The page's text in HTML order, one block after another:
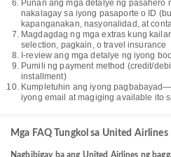
Punan ang mga detalye ng pasahero
nakalagay sa iyong pasaporte o ID
kapanganakan, nasyonalidad, at
Magdagdag ng mga extras kung
selection, pagkain, o travel insurance
I-review ang mga detalye ng iyong
Pumili ng payment method (credit/
installment)
Kumpletuhin ang iyong
iyong email at magiging available ito
Mga FAQ Tungkol sa United Airlines
Nagbibigay ba ang United Airlines ng